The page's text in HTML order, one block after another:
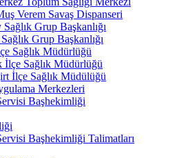
Verem Savaş Dispanseri
Grup Başkanlığı
Grup Başkanlığı
Sağlık Müdürlüğü
İlçe Sağlık Müdürlüğü
İlçe Sağlık Müdülüğü
Merkezleri
Başhekimliği
Başhekimliği Talimatları